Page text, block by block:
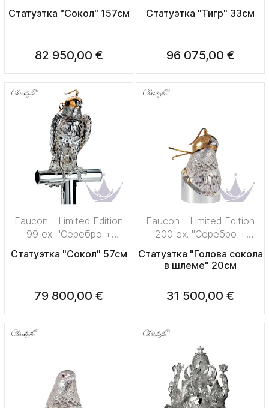
Статуэтка "Сокол" 157см
82 950,00 €
Статуэтка "Тигр" 33см
96 075,00 €
Faucon - Limited Edition
99 ex. "Серебро +
Статуэтка "Сокол" 57см
79 800,00 €
Faucon - Limited Edition
200 ex. "Серебро +
Статуэтка "Голова сокола
в шлеме" 20см
31 500,00 €